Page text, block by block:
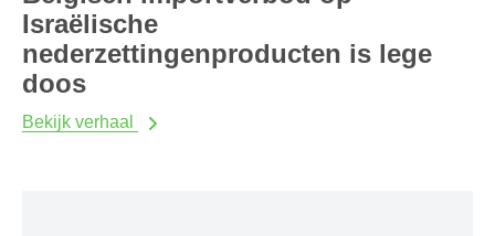
Israëlische
nederzettingenproducten is lege
doos
Bekijk verhaal